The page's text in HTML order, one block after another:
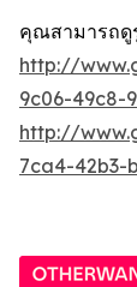
คุณสามารถดู
http://
9c06-49c8-
http://
7ca4-42b3-